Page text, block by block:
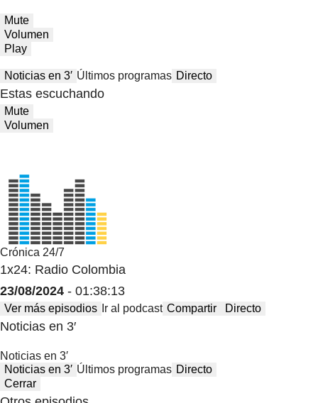
Mute
Volumen
Play
Noticias en 3′ Últimos programas Directo
Estas escuchando
Mute
Volumen
Crónica 24/7
1x24: Radio Colombia
23/08/2024 - 01:38:13
Ver más episodios Ir al podcast Compartir Directo
Noticias en 3′
Noticias en 3′
Noticias en 3′ Últimos programas Directo
Cerrar